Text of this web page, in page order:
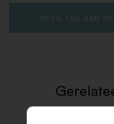
VOEG TOE AAN